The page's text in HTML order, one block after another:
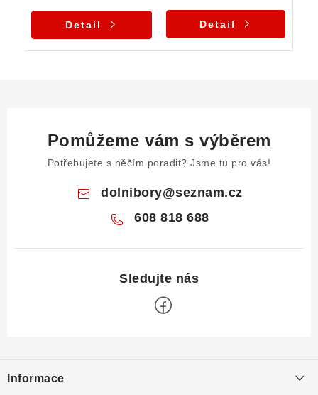
Detail Detail
Pomůžeme vám s výběrem
Potřebujete s něčím poradit? Jsme tu pro vás!
dolnibory@seznam.cz
608 818 688
pInformace